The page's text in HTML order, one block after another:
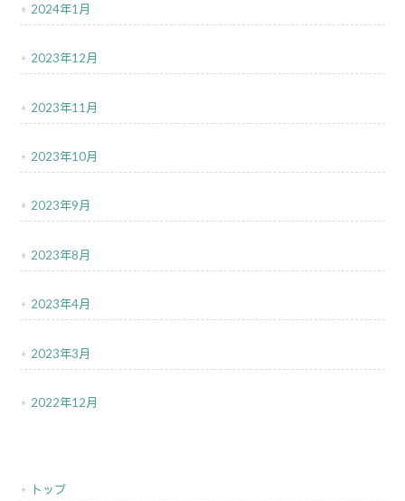
2024年1月
2023年12月
2023年11月
2023年10月
2023年9月
2023年8月
2023年4月
2023年3月
2022年12月
トップ